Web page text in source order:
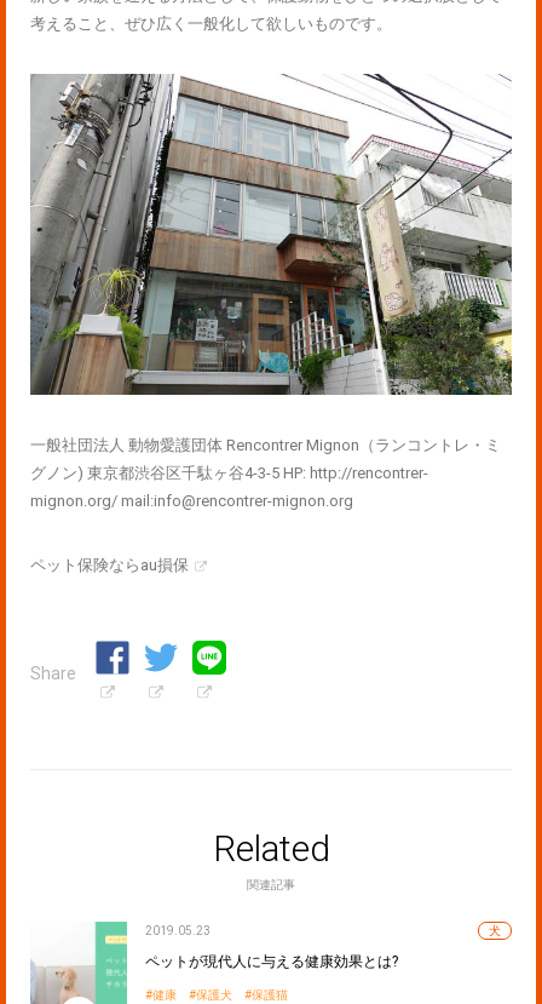
考えること、ぜひ広く一般化して欲しいものです。
一般社団法人 動物愛護団体 Rencontrer Mignon（ランコントレ・ミ
グノン) 東京都渋谷区千駄ヶ谷4-3-5 HP: http://rencontrer-
mignon.org/ mail:info@rencontrer-mignon.org
ペット保険ならau損保
Share
Related
関連記事
2019.05.23 犬
ペットが現代人に与える健康効果とは?
健康 保護犬 保護猫